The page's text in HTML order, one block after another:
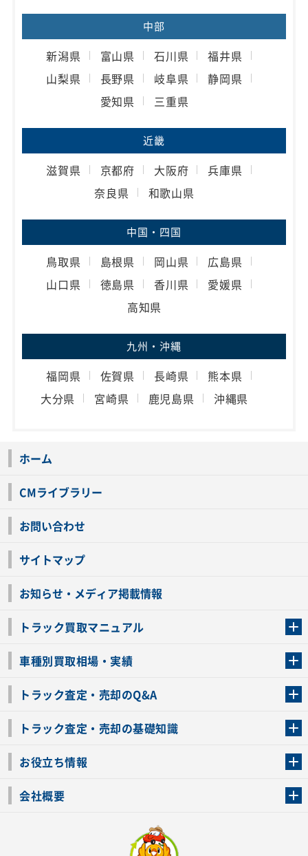
中部
新潟県 富山県 石川県
福井県
山梨県
長野県 岐阜県
静岡県
愛知県
三重県
近畿
滋賀県 京都府 大阪府
兵庫県
奈良県
和歌山県
中国・四国
鳥取県 島根県 岡山県
広島県
山口県
徳島県 香川県
愛媛県
高知県
九州・沖縄
福岡県 佐賀県 長崎県
熊本県
大分県
宮崎県 鹿児島県 沖縄県
ホーム
CMライブラリー
お問い合わせ
サイトマップ
お知らせ・メディア掲載情報
トラック買取マニュアル
車種別買取相場・実績
トラック査定・売却のQ&A
トラック査定・売却の基礎知識
お役立ち情報
会社概要